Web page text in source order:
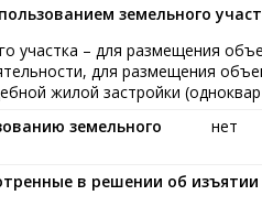
земельного
участка – для размещения
для размещения
жилой застройки
земельного
нет
в решении об изъятии